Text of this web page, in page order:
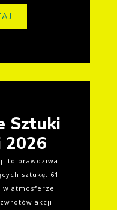
Sztuki
2026
to prawdziwa
sztukę. 61
w atmosferze
akcji.